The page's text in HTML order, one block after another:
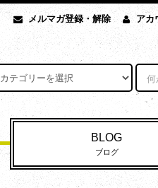
メルマガ登録・解除 アカ
BLOG
ブログ